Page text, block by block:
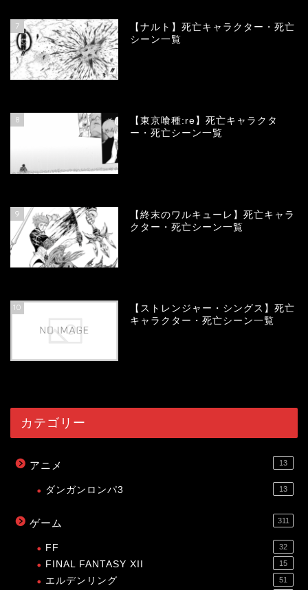
7
【ナルト】死亡キャラクター・死亡
シーン一覧
8
【東京喰種:re】死亡キャラクタ
ー・死亡シーン一覧
9
【終末のワルキューレ】死亡キャラ
クター・死亡シーン一覧
10
【ストレンジャー・シングス】死亡
キャラクター・死亡シーン一覧
カテゴリー
アニメ 13
ダンガンロンパ3 13
ゲーム 311
FF 32
FINAL FANTASY XII 15
エルデンリング 51